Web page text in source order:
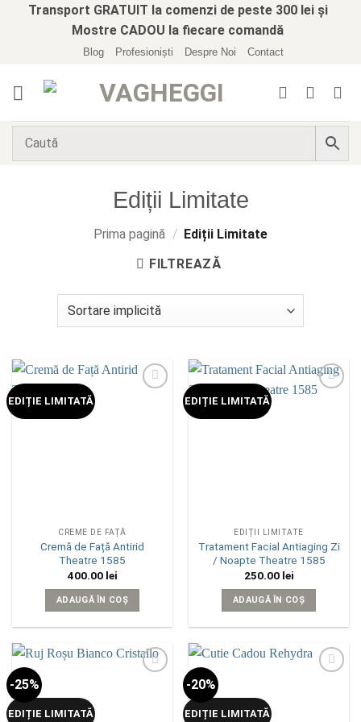
Transport GRATUIT la comenzi de peste 300 lei și
Mostre CADOU la fiecare comandă
Blog Profesioniști Despre Noi Contact
Ediții Limitate
Prima pagină /
Ediții Limitate
FILTREAZĂ
EDIȚIE LIMITATĂ
CREME DE FAȚĂ
Cremă de Față Antirid
Theatre 1585
400.00 lei
ADAUGĂ ÎN COȘ
EDIȚIE LIMITATĂ
EDIȚII LIMITATE
Tratament Facial Antiaging Zi
/ Noapte Theatre 1585
250.00 lei
ADAUGĂ ÎN COȘ
-25%
EDIȚIE LIMITATĂ
-20%
EDIȚIE LIMITATĂ